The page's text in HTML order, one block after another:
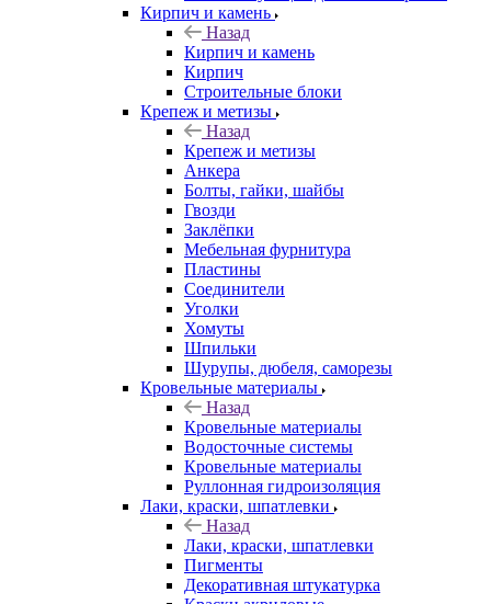
Кирпич и камень
Назад
Кирпич и камень
Кирпич
Строительные блоки
Крепеж и метизы
Назад
Крепеж и метизы
Анкера
Болты, гайки, шайбы
Гвозди
Заклёпки
Мебельная фурнитура
Пластины
Соединители
Уголки
Хомуты
Шпильки
Шурупы, дюбеля, саморезы
Кровельные материалы
Назад
Кровельные материалы
Водосточные системы
Кровельные материалы
Руллонная гидроизоляция
Лаки, краски, шпатлевки
Назад
Лаки, краски, шпатлевки
Пигменты
Декоративная штукатурка